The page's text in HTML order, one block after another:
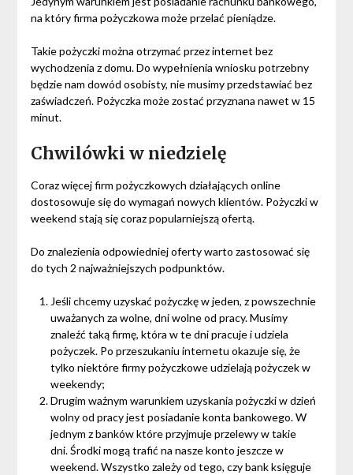
na który firma pożyczkowa może przelać pieniądze.
Takie pożyczki można otrzymać przez internet bez
wychodzenia z domu. Do wypełnienia wniosku potrzebny
będzie nam dowód osobisty, nie musimy przedstawiać bez
zaświadczeń. Pożyczka może zostać przyznana nawet w 15
minut.
Chwilówki w niedzielę
Coraz więcej firm pożyczkowych działających online
dostosowuje się do wymagań nowych klientów. Pożyczki w
weekend stają się coraz popularniejszą ofertą.
Do znalezienia odpowiedniej oferty warto zastosować się
do tych 2 najważniejszych podpunktów.
Jeśli chcemy uzyskać pożyczkę w jeden, z powszechnie
uważanych za wolne, dni wolne od pracy. Musimy
znaleźć taką firmę, która w te dni pracuje i udziela
pożyczek. Po przeszukaniu internetu okazuje się, że
tylko niektóre firmy pożyczkowe udzielają pożyczek w
weekendy;
Drugim ważnym warunkiem uzyskania pożyczki w dzień
wolny od pracy jest posiadanie konta bankowego. W
jednym z banków które przyjmuje przelewy w takie
dni. Środki mogą trafić na nasze konto jeszcze w
weekend. Wszystko zależy od tego, czy bank księguje